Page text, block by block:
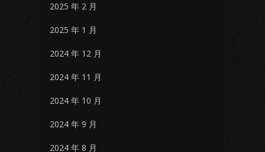
2025 年 2 月
2025 年 1 月
2024 年 12 月
2024 年 11 月
2024 年 10 月
2024 年 9 月
2024 年 8 月